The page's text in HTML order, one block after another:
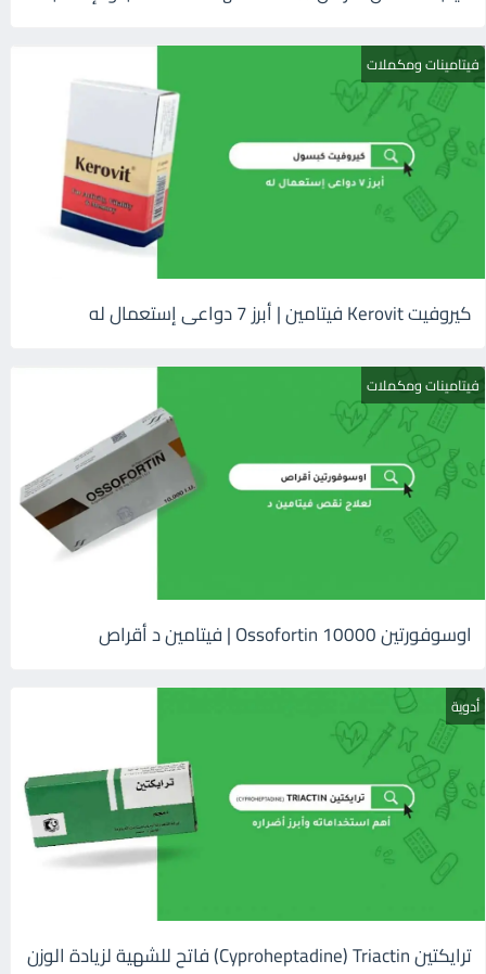
فيتامينات ومكملات
كيروفيت Kerovit فيتامين | أبرز 7 دواعى إستعمال له
فيتامينات ومكملات
اوسوفورتين 10000 Ossofortin | فيتامين د أقراص
أدوية
ترايكتين Cyproheptadine) Triactin) فاتح للشهية لزيادة الوزن